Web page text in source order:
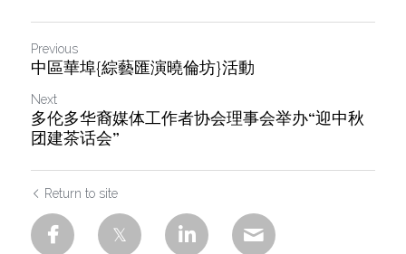
Previous
中區華埠{綜藝匯演曉倫坊}活動
Next
多伦多华裔媒体工作者协会理事会举办“迎中秋
团建茶话会”
Return to site